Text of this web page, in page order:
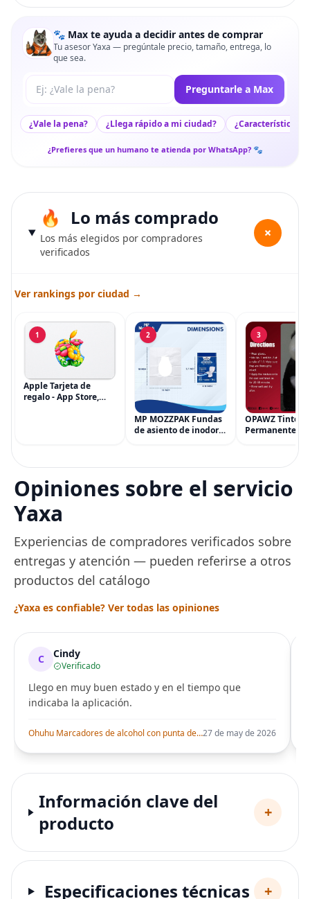
🐾 Max te ayuda a decidir antes de comprar
Tu asesor Yaxa — pregúntale precio, tamaño, entrega, lo
que sea.
Tu pregunta a Max Preguntarle a Max
¿Vale la pena? ¿Llega rápido a mi ciudad? ¿Características
¿Prefieres que un humano te atienda por WhatsApp? 🐾
Lo más comprado
Los más elegidos por compradores
verificados
+
Ver rankings por ciudad →
1
Apple Tarjeta de
regalo - App Store,
2
MP MOZZPAK Fundas
de asiento de inodoro
para entrenamiento
3
OPAWZ Tinte
Permanente
Tinte para
Peluquería
una Década,
Opiniones sobre el servicio
Yaxa
Experiencias de compradores verificados sobre
entregas y atención — pueden referirse a otros
productos del catálogo
¿Yaxa es confiable? Ver todas las opiniones
C Cindy
Verificado
Llego en muy buen estado y en el tiempo que
indicaba la aplicación.
Ohuhu Marcadores de alcohol con punta de pincel – Juego de marcadores artísticos de doble punta con certificación AP para artistas adultos27 de may de 2026
Información clave del
producto
+
Especificaciones técnicas +